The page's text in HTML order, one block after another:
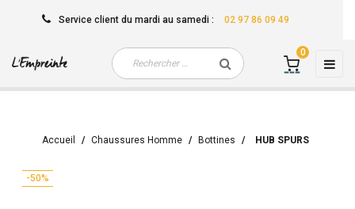
Service client du mardi au samedi : 02 97 86 09 49
☰
0
Accueil Chaussures Homme Bottines HUB SPURS
-50%